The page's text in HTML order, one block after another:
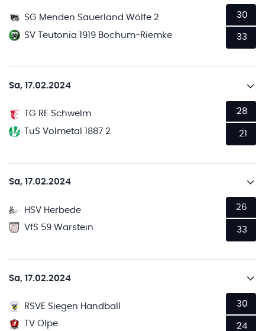
SG Menden Sauerland Wölfe 2
SV Teutonia 1919 Bochum-Riemke
30
33
Sa, 17.02.2024
TG RE Schwelm
TuS Volmetal 1887 2
28
21
Sa, 17.02.2024
HSV Herbede
VfS 59 Warstein
26
33
Sa, 17.02.2024
RSVE Siegen Handball
TV Olpe
30
24